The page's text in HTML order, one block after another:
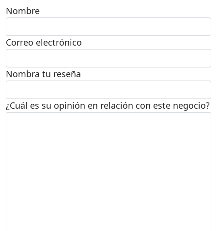
Nombre
Correo electrónico
Nombra tu reseña
¿Cuál es su opinión en relación con este negocio?